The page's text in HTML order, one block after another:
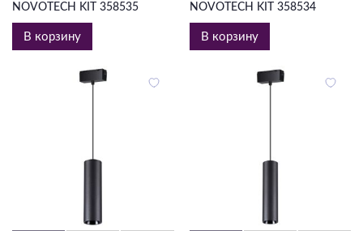
NOVOTECH KIT 358535
В корзину
NOVOTECH KIT 358534
В корзину